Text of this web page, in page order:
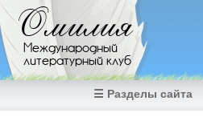
Перейти к основному содержанию
Омилия
Международный
литературный клуб
☰ Разделы сайта